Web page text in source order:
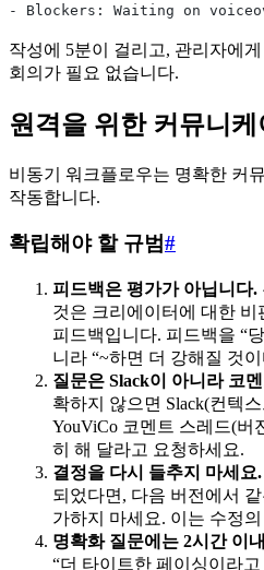
- Blockers: Waiting on
작성에 5분이 걸리고, 관리자에
회의가 필요 없습니다.
원격을 위한 커뮤니케
비동기 워크플로우는 명확한 커
작동합니다.
확립해야 할 규범#
피드백은 평가가 아닙니다.
것은 크리에이터에 대한
피드백입니다. 피드백을 “
니라 “~하면 더 강해질 것
질문은 Slack이 아니라 코
확하지 않으면 Slack(컨텍
YouViCo 코멘트 스레드(버
히 해 달라고 요청하세요.
결정을 다시 들추지 마세요.
되었다면, 다음 버전에서
가하지 마세요. 이는 수정
명확화 질문에는 2시간 이
“더 타이트한 페이싱이라